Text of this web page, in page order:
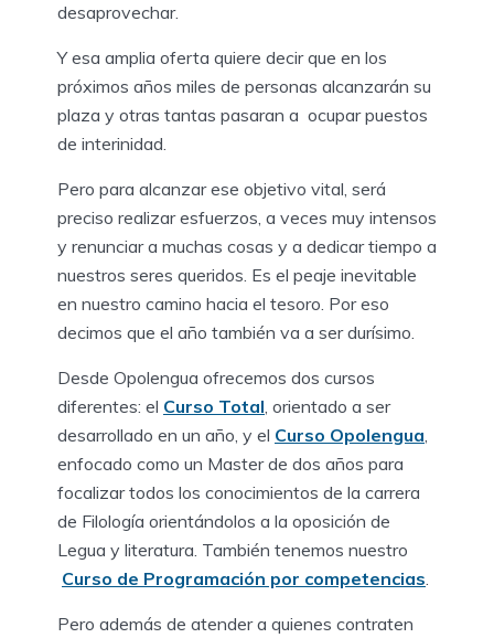
desaprovechar.
Y esa amplia oferta quiere decir que en los
próximos años miles de personas alcanzarán su
plaza y otras tantas pasaran a ocupar puestos
de interinidad.
Pero para alcanzar ese objetivo vital, será
preciso realizar esfuerzos, a veces muy intensos
y renunciar a muchas cosas y a dedicar tiempo a
nuestros seres queridos. Es el peaje inevitable
en nuestro camino hacia el tesoro. Por eso
decimos que el año también va a ser durísimo.
Desde Opolengua ofrecemos dos cursos
diferentes: el Curso Total, orientado a ser
desarrollado en un año, y el Curso Opolengua,
enfocado como un Master de dos años para
focalizar todos los conocimientos de la carrera
de Filología orientándolos a la oposición de
Legua y literatura. También tenemos nuestro
Curso de Programación por competencias.
Pero además de atender a quienes contraten